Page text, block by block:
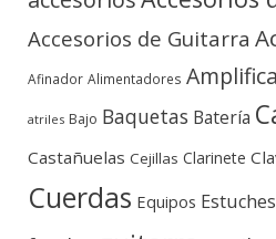
Accesorios de Guitarra
Afinador Alimentadores
atriles Bajo Baquetas Batería
Castañuelas Cejillas Clarinete
Cuerdas Equipos